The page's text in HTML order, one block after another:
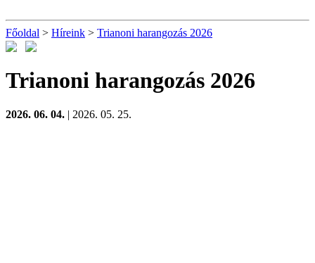
Főoldal > Híreink > Trianoni harangozás 2026
Trianoni harangozás 2026
2026. 06. 04. | 2026. 05. 25.